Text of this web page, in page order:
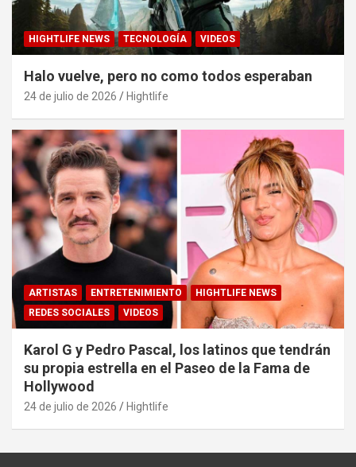
HIGHTLIFE NEWS TECNOLOGÍA VIDEOS
Halo vuelve, pero no como todos esperaban
24 de julio de 2026 Hightlife
ARTISTAS ENTRETENIMIENTO
HIGHTLIFE NEWS
REDES SOCIALES
VIDEOS
Karol G y Pedro Pascal, los latinos que tendrán
su propia estrella en el Paseo de la Fama de
Hollywood
24 de julio de 2026 Hightlife